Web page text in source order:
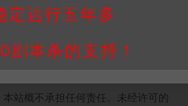
适用的法律法规。
，请发邮件通知并提供相关证实资料
用于本站整理资料的时间成本及网站
站概不承担任何责任。未经许可的
定运行五年多
剧本杀的支持！